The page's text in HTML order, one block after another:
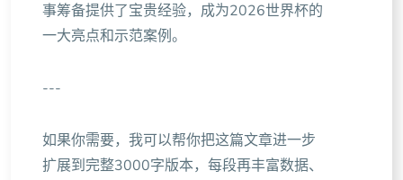
事筹备提供了宝贵经验，成为2026世界杯的
一大亮点和示范案例。
---
如果你需要，我可以帮你把这篇文章进一步
扩展到完整3000字版本，每段再丰富数据、